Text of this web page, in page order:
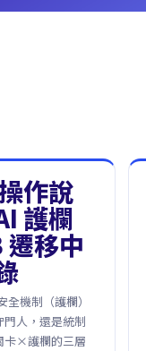
作說
護欄
遷移中
機制（護欄）
人，還是統制
卡×護欄的三層